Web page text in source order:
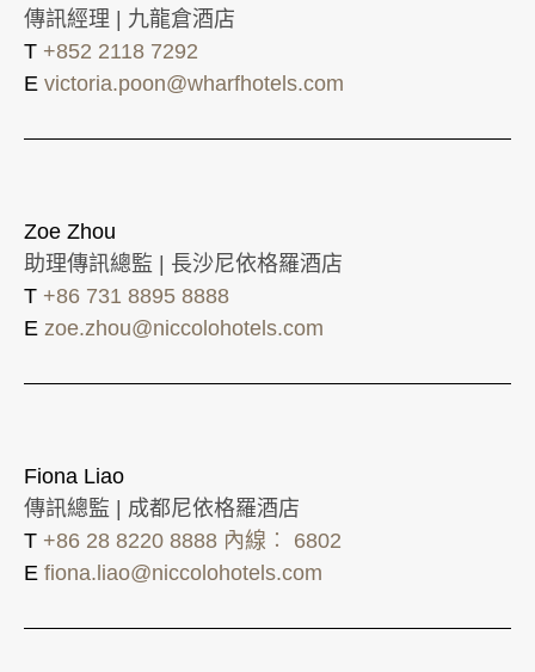
傳訊經理 | 九龍倉酒店
T +852 2118 7292
E victoria.poon@wharfhotels.com
Zoe Zhou
助理傳訊總監 | 長沙尼依格羅酒店
T +86 731 8895 8888
E zoe.zhou@niccolohotels.com
Fiona Liao
傳訊總監 | 成都尼依格羅酒店
T +86 28 8220 8888 內線︰ 6802
E fiona.liao@niccolohotels.com